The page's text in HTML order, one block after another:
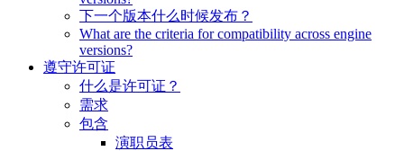
下一个版本什么时候发布？
What are the criteria for compatibility across engine
versions?
遵守许可证
什么是许可证？
需求
包含
演职员表